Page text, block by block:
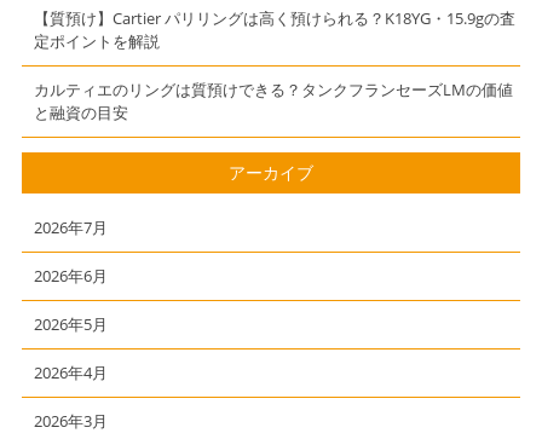
【質預け】Cartier パリリングは高く預けられる？K18YG・15.9gの査
定ポイントを解説
カルティエのリングは質預けできる？タンクフランセーズLMの価値
と融資の目安
アーカイブ
2026年7月
2026年6月
2026年5月
2026年4月
2026年3月